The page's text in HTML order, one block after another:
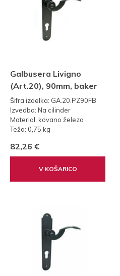
Galbusera Livigno
(Art.20), 90mm, baker
Šifra izdelka: GA.20.PZ90FB
Izvedba: Na cilinder
Material: kovano železo
Teža: 0,75 kg
82,26 €
V KOŠARICO